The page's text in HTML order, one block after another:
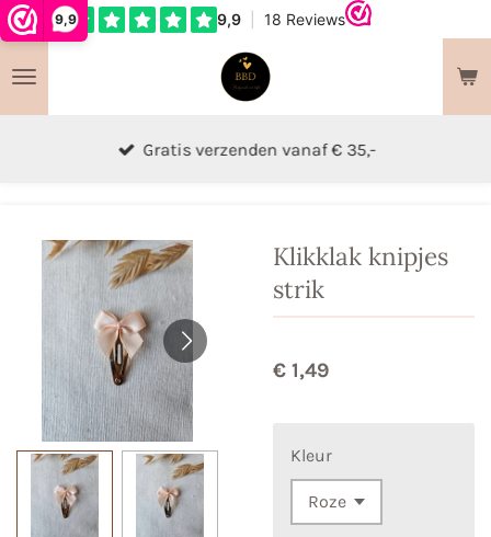
9,9
Ga
naar
de
Gratis verzenden vanaf € 35,-
Klikklak knipjes
strik
€ 1,49
Kleur